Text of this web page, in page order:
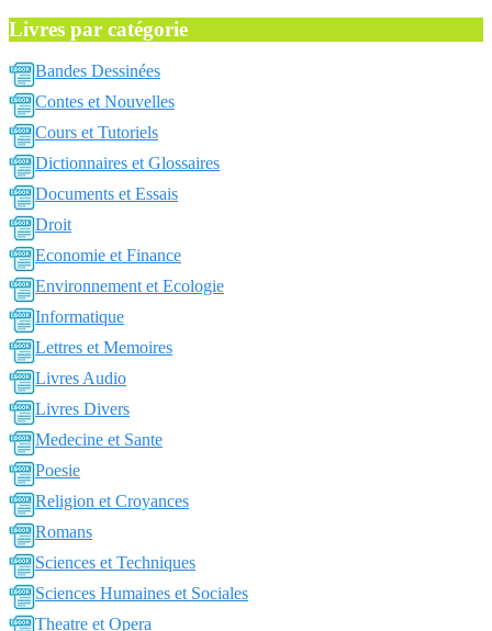
Livres par catégorie
Bandes Dessinées
Contes et Nouvelles
Cours et Tutoriels
Dictionnaires et Glossaires
Documents et Essais
Droit
Economie et Finance
Environnement et Ecologie
Informatique
Lettres et Memoires
Livres Audio
Livres Divers
Medecine et Sante
Poesie
Religion et Croyances
Romans
Sciences et Techniques
Sciences Humaines et Sociales
Theatre et Opera